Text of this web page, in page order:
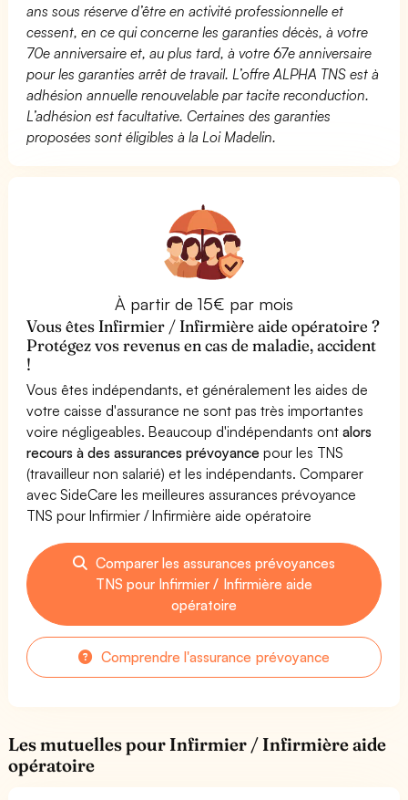
ans sous réserve d’être en activité professionnelle et
cessent, en ce qui concerne les garanties décès, à votre
70e anniversaire et, au plus tard, à votre 67e anniversaire
pour les garanties arrêt de travail. L’offre ALPHA TNS est à
adhésion annuelle renouvelable par tacite reconduction.
L’adhésion est facultative. Certaines des garanties
proposées sont éligibles à la Loi Madelin.
À partir de 15€ par mois
Vous êtes Infirmier / Infirmière aide opératoire ?
Protégez vos revenus en cas de maladie, accident
!
Vous êtes indépendants, et généralement les aides de
votre caisse d'assurance ne sont pas très importantes
voire négligeables. Beaucoup d'indépendants ontalors
recours à des assurances prévoyance pour les TNS
(travailleur non salarié) et les indépendants. Comparer
avec SideCare les meilleures assurances prévoyance
TNS pour Infirmier / Infirmière aide opératoire
Comparer les assurances prévoyances
TNS pour Infirmier / Infirmière aide
opératoire
Comprendre l'assurance prévoyance
Les mutuelles pour Infirmier / Infirmière aide
opératoire